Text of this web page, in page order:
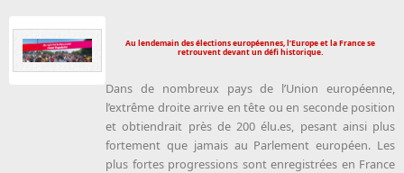
Au lendemain des élections européennes, l’Europe et la France se
retrouvent devant un défi historique.
Dans de nombreux pays de l’Union européenne,
l’extrême droite arrive en tête ou en seconde position
et obtiendrait près de 200 élu.es, pesant ainsi plus
fortement que jamais au Parlement européen. Les
plus fortes progressions sont enregistrées en France